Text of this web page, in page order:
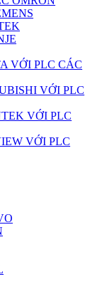
VỚI PLC CÁC
VỚI PLC
VỚI PLC
VỚI PLC